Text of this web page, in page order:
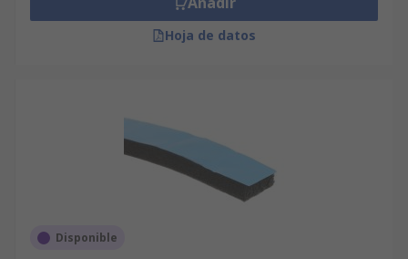
Hoja de datos
Disponible